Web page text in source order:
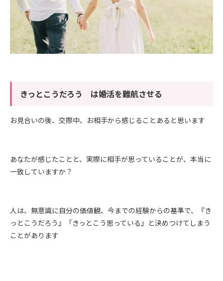
きっとこうだろう は婚活を難航させる
お見合いの後、交際中、お相手から感じることあると思います
あなたが感じたことと、実際に相手が思っていることが、本当に
一致していますか？
人は、無意識に自分の価値観、今までの経験からの基準で、『き
っとこうだろう』「きっとこう思っている』と決めつけてしまう
ことがあります